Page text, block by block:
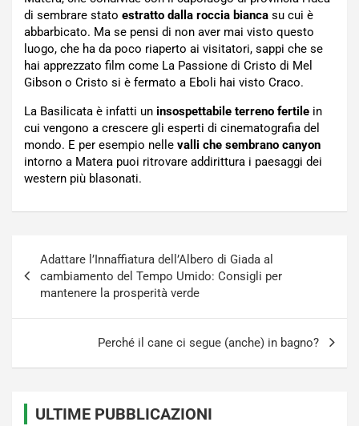
di sembrare stato estratto dalla roccia bianca su cui è
abbarbicato. Ma se pensi di non aver mai visto questo
luogo, che ha da poco riaperto ai visitatori, sappi che se
hai apprezzato film come La Passione di Cristo di Mel
Gibson o Cristo si è fermato a Eboli hai visto Craco.
La Basilicata è infatti un insospettabile terreno fertile in
cui vengono a crescere gli esperti di cinematografia del
mondo. E per esempio nelle valli che sembrano canyon
intorno a Matera puoi ritrovare addirittura i paesaggi dei
western più blasonati.
articoli
Adattare l’Innaffiatura dell’Albero di Giada al
cambiamento del Tempo Umido: Consigli per
mantenere la prosperità verde
Perché il cane ci segue (anche) in bagno?
ULTIME PUBBLICAZIONI